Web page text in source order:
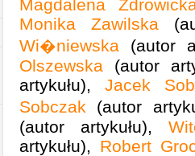
Magdalena
Monika Zawilska
Wi�niewska (autor
Olszewska (autor
artykułu),Jacek
Sobczak (autor
(autor artykułu),
artykułu), Robert